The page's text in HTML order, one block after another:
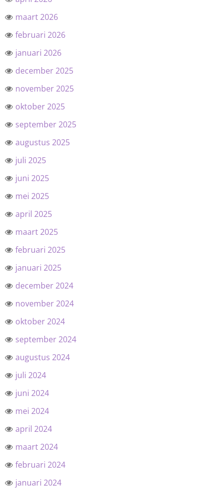
maart 2026
februari 2026
januari 2026
december 2025
november 2025
oktober 2025
september 2025
augustus 2025
juli 2025
juni 2025
mei 2025
april 2025
maart 2025
februari 2025
januari 2025
december 2024
november 2024
oktober 2024
september 2024
augustus 2024
juli 2024
juni 2024
mei 2024
april 2024
maart 2024
februari 2024
januari 2024